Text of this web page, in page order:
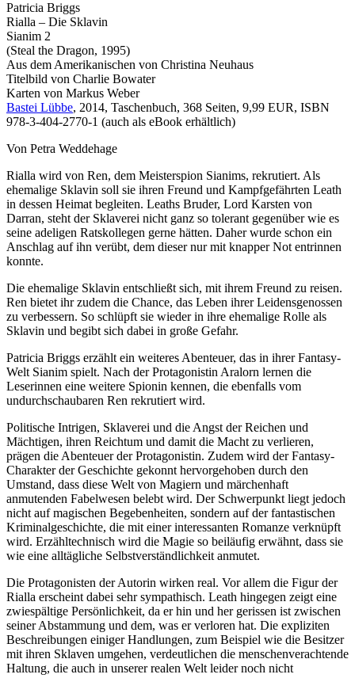
Patricia Briggs
Rialla – Die Sklavin
Sianim 2
(Steal the Dragon, 1995)
Aus dem Amerikanischen von Christina Neuhaus
Titelbild von Charlie Bowater
Karten von Markus Weber
Bastei Lübbe, 2014, Taschenbuch, 368 Seiten, 9,99 EUR, ISBN
978-3-404-2770-1 (auch als eBook erhältlich)
Von Petra Weddehage
Rialla wird von Ren, dem Meisterspion Sianims, rekrutiert. Als
ehemalige Sklavin soll sie ihren Freund und Kampfgefährten Leath
in dessen Heimat begleiten. Leaths Bruder, Lord Karsten von
Darran, steht der Sklaverei nicht ganz so tolerant gegenüber wie es
seine adeligen Ratskollegen gerne hätten. Daher wurde schon ein
Anschlag auf ihn verübt, dem dieser nur mit knapper Not entrinnen
konnte.
Die ehemalige Sklavin entschließt sich, mit ihrem Freund zu reisen.
Ren bietet ihr zudem die Chance, das Leben ihrer Leidensgenossen
zu verbessern. So schlüpft sie wieder in ihre ehemalige Rolle als
Sklavin und begibt sich dabei in große Gefahr.
Patricia Briggs erzählt ein weiteres Abenteuer, das in ihrer Fantasy-
Welt Sianim spielt. Nach der Protagonistin Aralorn lernen die
Leserinnen eine weitere Spionin kennen, die ebenfalls vom
undurchschaubaren Ren rekrutiert wird.
Politische Intrigen, Sklaverei und die Angst der Reichen und
Mächtigen, ihren Reichtum und damit die Macht zu verlieren,
prägen die Abenteuer der Protagonistin. Zudem wird der Fantasy-
Charakter der Geschichte gekonnt hervorgehoben durch den
Umstand, dass diese Welt von Magiern und märchenhaft
anmutenden Fabelwesen belebt wird. Der Schwerpunkt liegt jedoch
nicht auf magischen Begebenheiten, sondern auf der fantastischen
Kriminalgeschichte, die mit einer interessanten Romanze verknüpft
wird. Erzähltechnisch wird die Magie so beiläufig erwähnt, dass sie
wie eine alltägliche Selbstverständlichkeit anmutet.
Die Protagonisten der Autorin wirken real. Vor allem die Figur der
Rialla erscheint dabei sehr sympathisch. Leath hingegen zeigt eine
zwiespältige Persönlichkeit, da er hin und her gerissen ist zwischen
seiner Abstammung und dem, was er verloren hat. Die expliziten
Beschreibungen einiger Handlungen, zum Beispiel wie die Besitzer
mit ihren Sklaven umgehen, verdeutlichen die menschenverachtende
Haltung, die auch in unserer realen Welt leider noch nicht